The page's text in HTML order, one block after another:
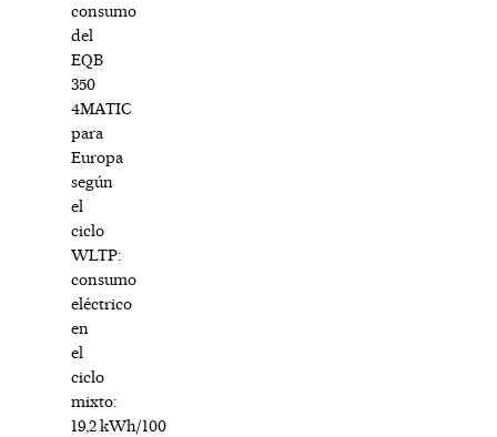
consumo
del
EQB
350
4MATIC
para
Europa
según
el
ciclo
WLTP:
consumo
eléctrico
en
el
ciclo
mixto:
19,2 kWh/100